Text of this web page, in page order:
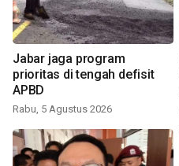
Jabar jaga program
prioritas di tengah defisit
APBD
Rabu, 5 Agustus 2026